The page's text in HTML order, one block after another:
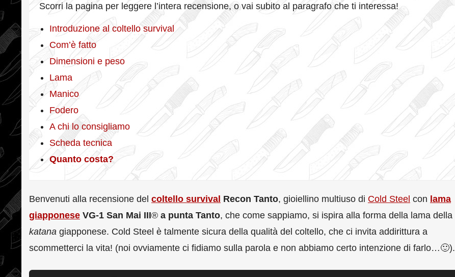
Scorri la pagina per leggere l’intera recensione, o vai subito al paragrafo che ti interessa!
Introduzione al coltello survival
Com’è fatto
Dimensioni e peso
Lama
Manico
Fodero
A chi lo consigliamo
Scheda tecnica
Quanto costa?
Benvenuti alla recensione del coltello survival Recon Tanto, gioiellino multiuso di Cold Steel con lama
giapponese VG-1 San Mai III® a punta Tanto, che come sappiamo, si ispira alla forma della lama della
katana giapponese. Cold Steel è talmente sicura della qualità del coltello, che ci invita addirittura a
scommetterci la vita! (noi ovviamente ci fidiamo sulla parola e non abbiamo certo intenzione di farlo…🙂).